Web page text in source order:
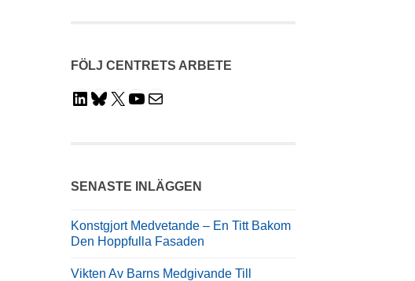
FÖLJ CENTRETS ARBETE
LinkedIn
Bluesky
X YouTube
E-Post
SENASTE INLÄGGEN
Konstgjort Medvetande – En Titt Bakom
Den Hoppfulla Fasaden
Vikten Av Barns Medgivande Till